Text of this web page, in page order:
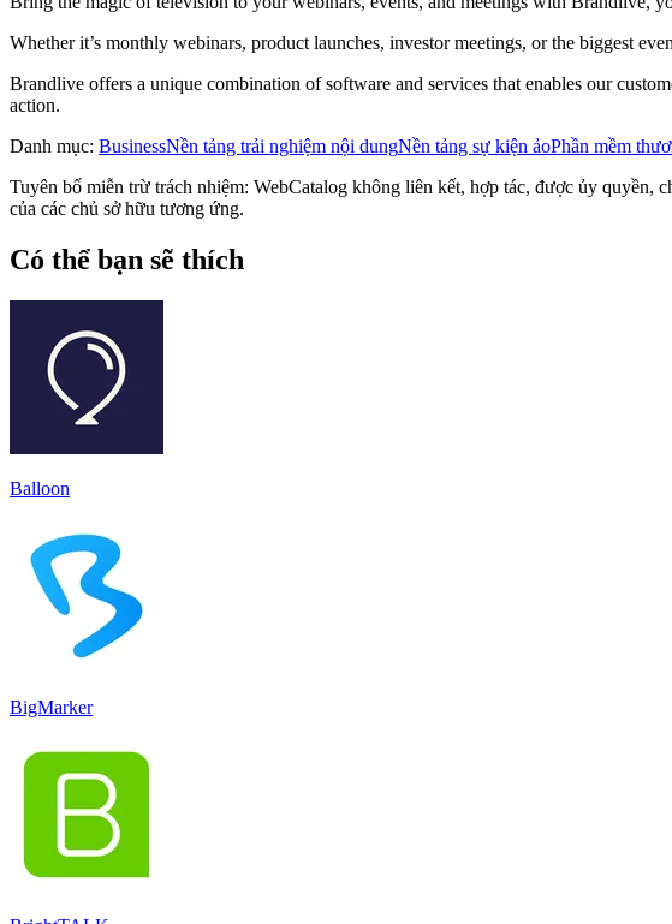
Whether it’s monthly webinars, product launches, investor meetings, or the biggest
Brandlive offers a unique combination of software and services that enables our
action.
Danh mục: BusinessNền tảng trải nghiệm nội dungNền tảng sự kiện ảoPhần mềm
Tuyên bố miễn trừ trách nhiệm: WebCatalog không liên kết, hợp tác, được ủy
của các chủ sở hữu tương ứng.
Có thể bạn sẽ thích
Balloon
BigMarker